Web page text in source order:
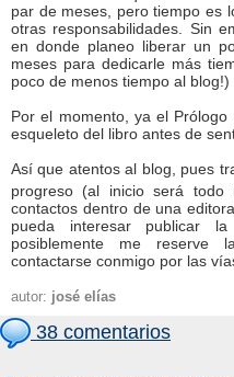
par de meses, pero tiempo es
otras responsabilidades. Sin
en donde planeo liberar un
meses para dedicarle más
poco de menos tiempo al blog!)
Por el momento, ya el
esqueleto del libro antes de
Así que atentos al blog, pues
progreso (al inicio será todo
contactos dentro de una
pueda interesar publicar
posiblemente me reserve
contactarse conmigo por las
autor: josé elías
38 comentarios